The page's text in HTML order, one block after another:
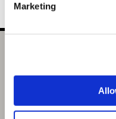
Marketing
祇：Path of the